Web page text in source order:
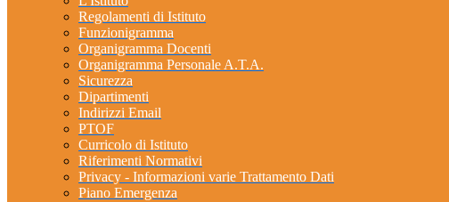
Regolamenti di Istituto
Funzionigramma
Organigramma Docenti
Organigramma Personale A.T.A.
Sicurezza
Dipartimenti
Indirizzi Email
PTOF
Curricolo di Istituto
Riferimenti Normativi
Privacy - Informazioni varie Trattamento Dati
Piano Emergenza